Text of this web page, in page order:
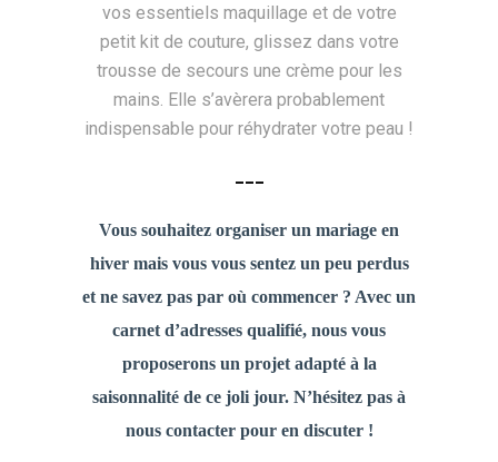
vos essentiels maquillage et de votre
petit kit de couture, glissez dans votre
trousse de secours une crème pour les
mains. Elle s’avèrera probablement
indispensable pour réhydrater votre peau !
Vous souhaitez organiser un mariage en
hiver mais vous vous sentez un peu perdus
et ne savez pas par où commencer ? Avec un
carnet d’adresses qualifié, nous vous
proposerons un projet adapté à la
saisonnalité de ce joli jour. N’hésitez pas à
nous contacter pour en discuter !